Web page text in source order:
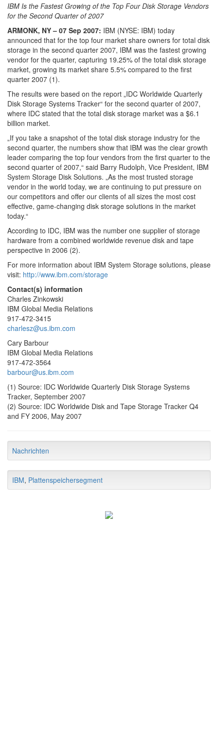
IBM Is the Fastest Growing of the Top Four Disk Storage Vendors
for the Second Quarter of 2007
ARMONK, NY – 07 Sep 2007: IBM (NYSE: IBM) today
announced that for the top four market share owners for total disk
storage in the second quarter 2007, IBM was the fastest growing
vendor for the quarter, capturing 19.25% of the total disk storage
market, growing its market share 5.5% compared to the first
quarter 2007 (1).
The results were based on the report „IDC Worldwide Quarterly
Disk Storage Systems Tracker“ for the second quarter of 2007,
where IDC stated that the total disk storage market was a $6.1
billion market.
„If you take a snapshot of the total disk storage industry for the
second quarter, the numbers show that IBM was the clear growth
leader comparing the top four vendors from the first quarter to the
second quarter of 2007,“ said Barry Rudolph, Vice President, IBM
System Storage Disk Solutions. „As the most trusted storage
vendor in the world today, we are continuing to put pressure on
our competitors and offer our clients of all sizes the most cost
effective, game-changing disk storage solutions in the market
today.“
According to IDC, IBM was the number one supplier of storage
hardware from a combined worldwide revenue disk and tape
perspective in 2006 (2).
For more information about IBM System Storage solutions, please
visit: http://www.ibm.com/storage
Contact(s) information
Charles Zinkowski
IBM Global Media Relations
917-472-3415
charlesz@us.ibm.com
Cary Barbour
IBM Global Media Relations
917-472-3564
barbour@us.ibm.com
(1) Source: IDC Worldwide Quarterly Disk Storage Systems
Tracker, September 2007
(2) Source: IDC Worldwide Disk and Tape Storage Tracker Q4
and FY 2006, May 2007
Nachrichten
IBM, Plattenspeichersegment